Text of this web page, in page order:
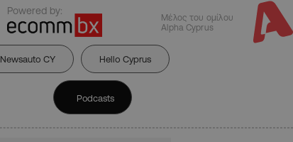
Powered by:
Μέλος του ομίλου
Alpha Cyprus
Newsauto CY Hello Cyprus
Podcasts